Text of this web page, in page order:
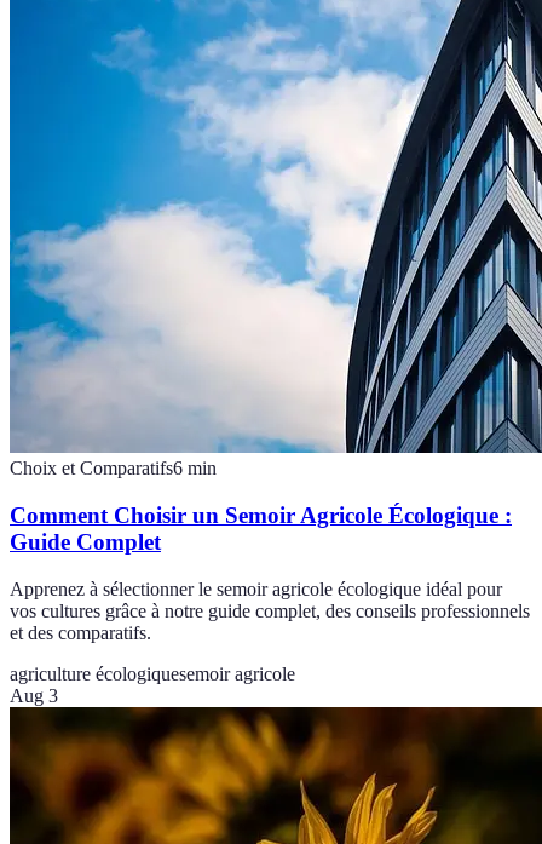
Choix et Comparatifs6 min
Comment Choisir un Semoir Agricole Écologique :
Guide Complet
Apprenez à sélectionner le semoir agricole écologique idéal pour
vos cultures grâce à notre guide complet, des conseils professionnels
et des comparatifs.
agriculture écologiquesemoir agricole
Aug 3